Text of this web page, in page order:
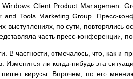
Client Product Management
and Tools Marketing Group. Пресс-
выступлениях, по сути, повторялись
часть пресс-конференции,
В частности, отмечалось, что, как и
Изменится ли когда-нибудь эта
вирусы. Впрочем, по его